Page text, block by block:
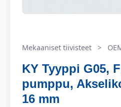
Mekaaniset tiivisteet >
KY Tyyppi G05,
pumppu,
16 mm